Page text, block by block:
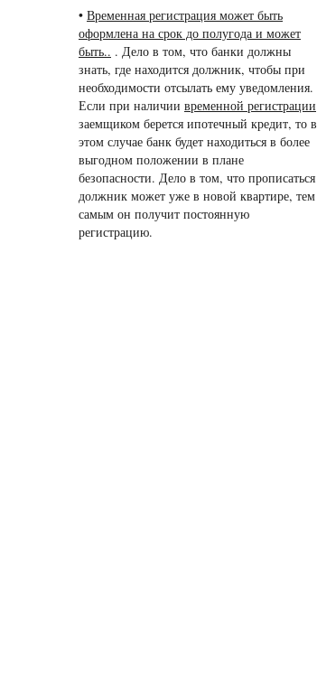
• Временная регистрация может быть
оформлена на срок до полугода и может
быть.. . Дело в том, что банки должны
знать, где находится должник, чтобы при
необходимости отсылать ему уведомления.
Если при наличии временной регистрации
заемщиком берется ипотечный кредит, то в
этом случае банк будет находиться в более
выгодном положении в плане
безопасности. Дело в том, что прописаться
должник может уже в новой квартире, тем
самым он получит постоянную
регистрацию.